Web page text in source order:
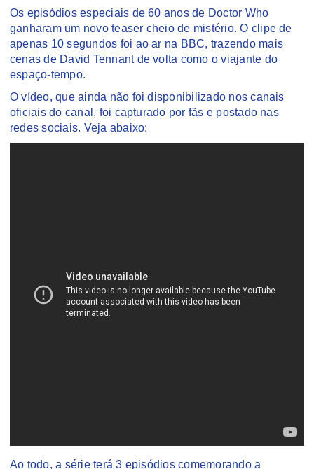
Os episódios especiais de 60 anos de Doctor Who
ganharam um novo teaser cheio de mistério. O clipe de
apenas 10 segundos foi ao ar na BBC, trazendo mais
cenas de David Tennant de volta como o viajante do
espaço-tempo.
O vídeo, que ainda não foi disponibilizado nos canais
oficiais do canal, foi capturado por fãs e postado nas
redes sociais. Veja abaixo:
Ao todo, a série terá 3 episódios comemorando a